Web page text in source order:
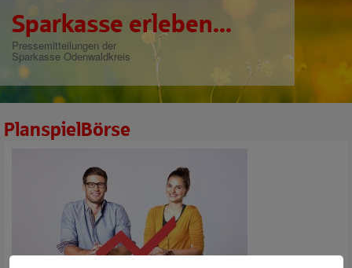
Sparkasse erleben...
Pressemitteilungen der
Sparkasse Odenwaldkreis
PlanspielBörse